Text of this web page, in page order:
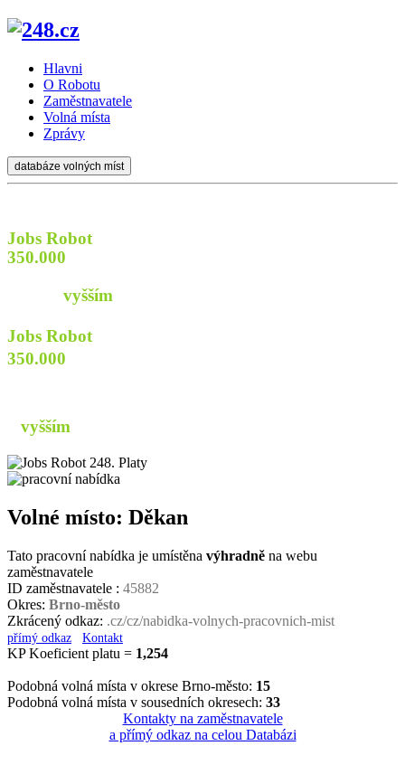
Hlavni
O Robotu
Zaměstnavatele
Volná místa
Zprávy
databáze volných míst
Jobs Robot
350.000
vyšším
Jobs Robot
350.000
vyšším
Volné místo: Děkan
Tato pracovní nabídka je umístěna výhradně na webu
zaměstnavatele
ID zaměstnavatele : 45882
Okres: Brno-město
Zkrácený odkaz: .cz/cz/nabidka-volnych-pracovnich-mist
přímý odkaz Kontakt
KP Koeficient platu = 1,254
Podobná volná místa v okrese Brno-město: 15
Podobná volná místa v sousedních okresech: 33
Kontakty na zaměstnavatele
a přímý odkaz na celou Databázi